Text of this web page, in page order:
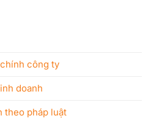
công ty
doanh
theo pháp luật